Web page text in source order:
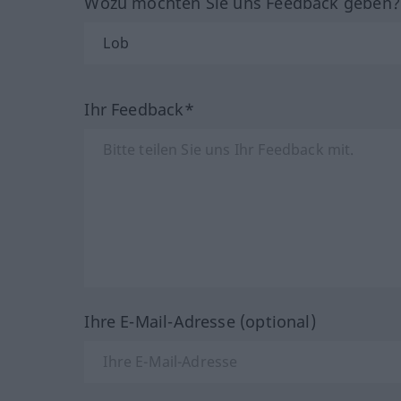
Ihr Feedback*
Ihre E-Mail-Adresse (optional)